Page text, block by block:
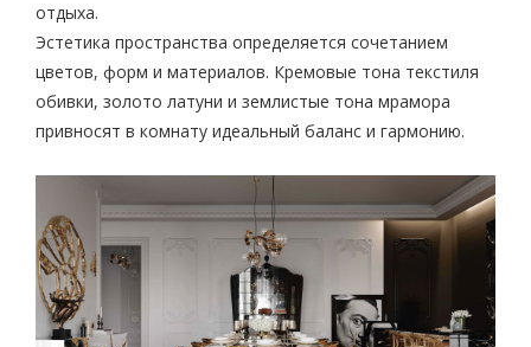
отдыха.
Эстетика пространства определяется сочетанием
цветов, форм и материалов. Кремовые тона текстиля
обивки, золото латуни и землистые тона мрамора
привносят в комнату идеальный баланс и гармонию.